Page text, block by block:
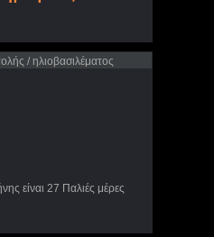
/ ηλιοβασιλέματος
είναι 27 Παλιές μέρες